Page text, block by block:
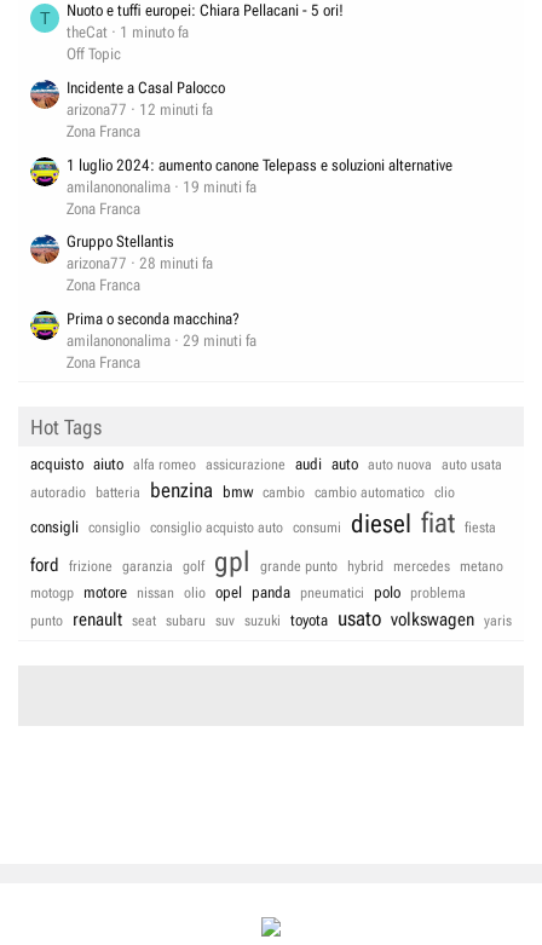
T
Nuoto e tuffi europei: Chiara Pellacani - 5 ori!
theCat
1 minuto fa
Off Topic
Incidente a Casal Palocco
arizona77
12 minuti fa
Zona Franca
1 luglio 2024: aumento canone Telepass e soluzioni alternative
amilanononalima
19 minuti fa
Zona Franca
Gruppo Stellantis
arizona77
28 minuti fa
Zona Franca
Prima o seconda macchina?
amilanononalima
29 minuti fa
Zona Franca
Hot Tags
acquisto aiuto alfa romeo assicurazione audi auto auto nuova
auto usata
autoradio
batteria benzina bmw cambio cambio automatico clio
consigli consiglio consiglio acquisto auto consumi diesel fiat fiesta
ford frizione garanzia golf gpl grande punto hybrid mercedes
metano
motogp
motore nissan olio opel panda pneumatici polo
problema
punto
renault seat subaru suv suzuki toyota usato volkswagen yaris